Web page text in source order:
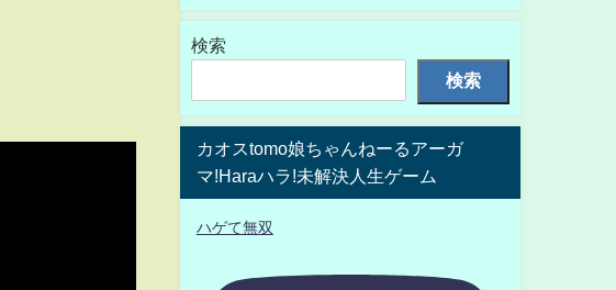
検索
検索
カオスtomo娘ちゃんねーるアーガ
マ!Haraハラ!未解決人生ゲーム
ハゲて無双